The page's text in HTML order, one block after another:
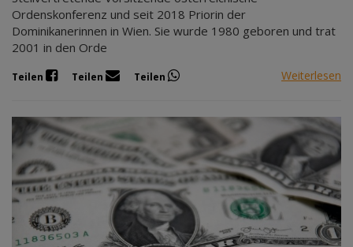
Ordenskonferenz und seit 2018 Priorin der
Dominikanerinnen in Wien. Sie wurde 1980 geboren und trat
2001 in den Orde
Teilen Teilen Teilen Weiterlesen